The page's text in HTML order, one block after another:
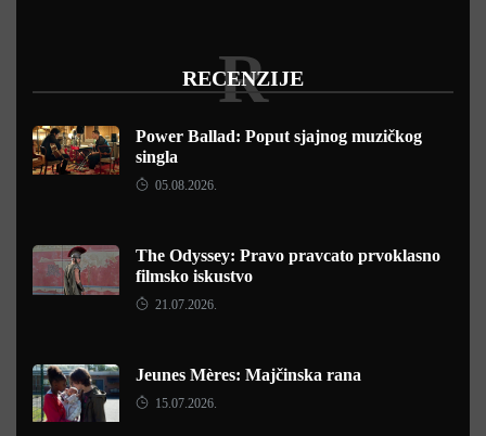
RECENZIJE
R
Power Ballad: Poput sjajnog muzičkog
singla
05.08.2026.
The Odyssey: Pravo pravcato prvoklasno
filmsko iskustvo
21.07.2026.
Jeunes Mères: Majčinska rana
15.07.2026.